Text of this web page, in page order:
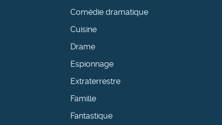
Comédie dramatique
Cuisine
Drame
Espionnage
Extraterrestre
Famille
Fantastique